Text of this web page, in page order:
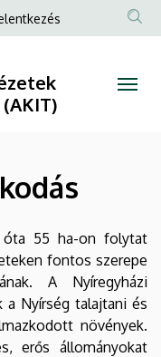
óta 55 ha-on folytat
fontos szerepe
A Nyíregyházi
Nyírség talajtani és
növények.
erős állományokat